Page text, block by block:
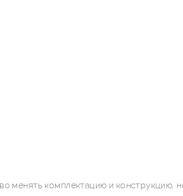
менять комплектацию и конструкцию,